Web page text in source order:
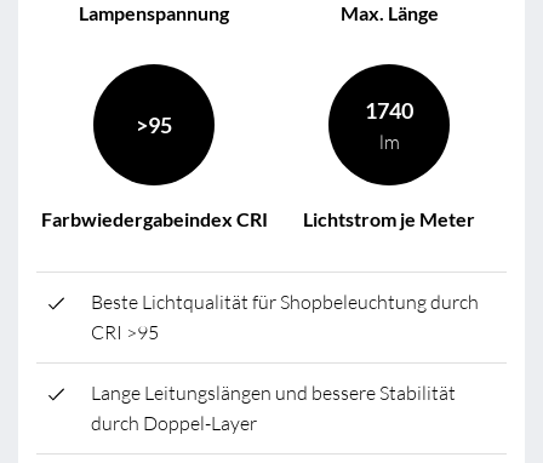
Lampenspannung Max. Länge
>95
Farbwiedergabeindex CRI
1740
lm
Lichtstrom je Meter
Beste Lichtqualität für Shopbeleuchtung durch
CRI >95
Lange Leitungslängen und bessere Stabilität
durch Doppel-Layer